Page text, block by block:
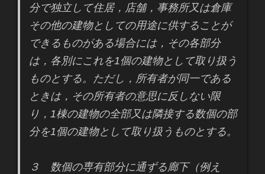
分で独立して住居，店舗，事務所又は倉庫
その他の建物としての用途に供することが
できるものがある場合には，その各部分
は，各別にこれを1個の建物として取り扱う
ものとする。ただし，所有者が同一である
ときは，その所有者の意思に反しない限
り，1棟の建物の全部又は隣接する数個の部
分を1個の建物として取り扱うものとする。
３ 数個の専有部分に通ずる廊下（例え